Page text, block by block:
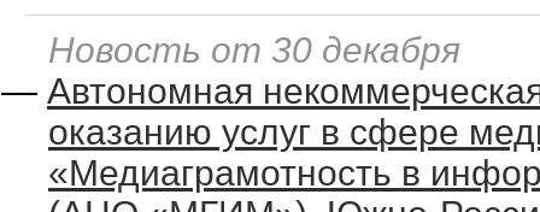
Новость от 30 декабря
— Автономная
оказанию услуг в сфере
«Медиаграмотность в